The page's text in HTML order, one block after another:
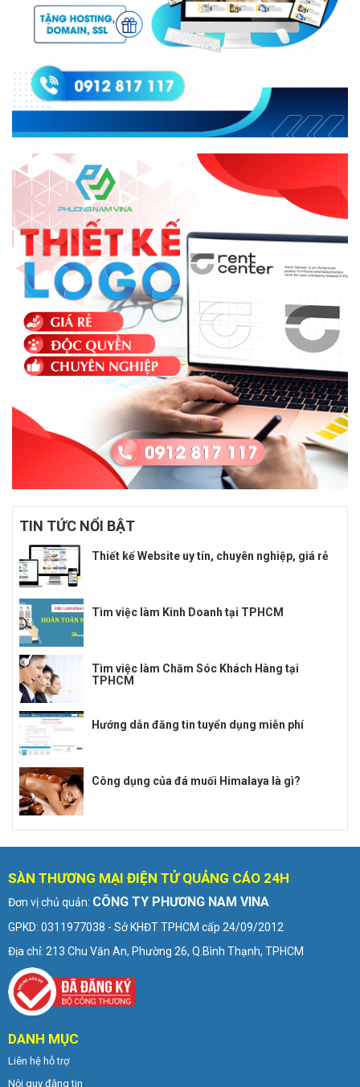
TIN TỨC NỔI BẬT
Thiết kế Website uy tín, chuyên nghiệp, giá rẻ
Tìm việc làm Kinh Doanh tại TPHCM
Tìm việc làm Chăm Sóc Khách Hàng tại
TPHCM
Hướng dẫn đăng tin tuyển dụng miễn phí
Công dụng của đá muối Himalaya là gì?
SÀN THƯƠNG MẠI ĐIỆN TỬ QUẢNG CÁO 24H
Đơn vị chủ quản: CÔNG TY PHƯƠNG NAM VINA
GPKD: 0311977038 - Sở KHĐT TPHCM cấp 24/09/2012
Địa chỉ: 213 Chu Văn An, Phường 26, Q.Bình Thạnh, TPHCM
DANH MỤC
Liên hệ hỗ trợ
Nội quy đăng tin